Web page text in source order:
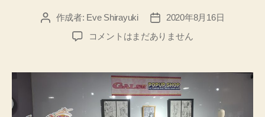
投 作成者: Eve Shirayuki
投
稿
日
2020年8月16日
GALS!!
谷
コメントはまだありません